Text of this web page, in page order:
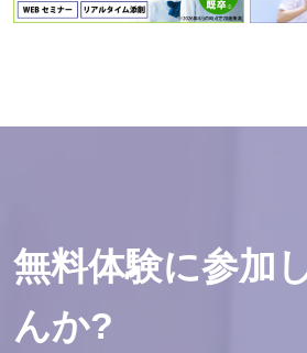
無料体験に参加
んか?